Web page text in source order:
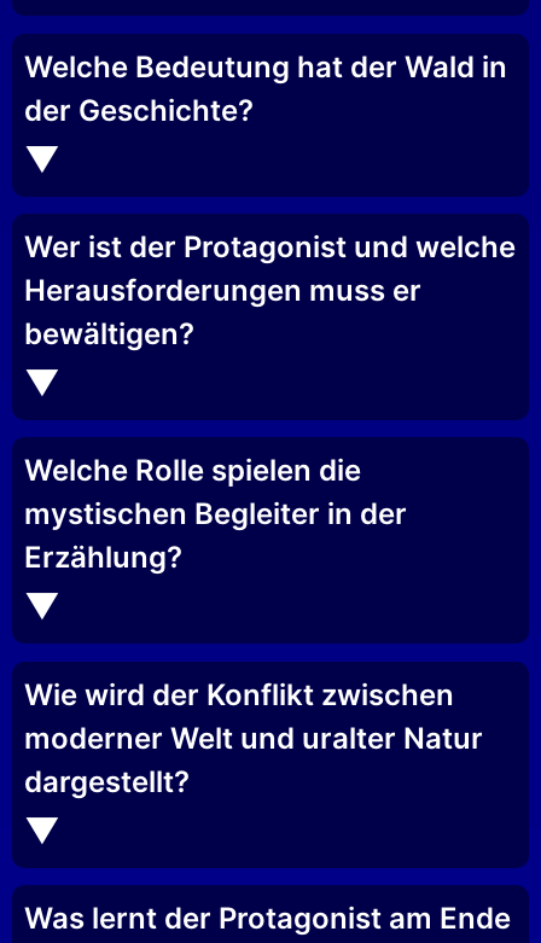
Welche Bedeutung hat der Wald in
der Geschichte?
Wer ist der Protagonist und welche
Herausforderungen muss er
bewältigen?
Welche Rolle spielen die
mystischen Begleiter in der
Erzählung?
Wie wird der Konflikt zwischen
moderner Welt und uralter Natur
dargestellt?
Was lernt der Protagonist am Ende